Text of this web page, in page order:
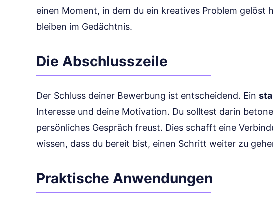
einen Moment, in dem du ein kreatives Problem gelöst
bleiben im Gedächtnis.
Die Abschlusszeile
Der Schluss deiner Bewerbung ist entscheidend. Ein
Interesse und deine Motivation. Du solltest darin
persönliches Gespräch freust. Dies schafft eine
wissen, dass du bereit bist, einen Schritt weiter zu
Praktische Anwendungen